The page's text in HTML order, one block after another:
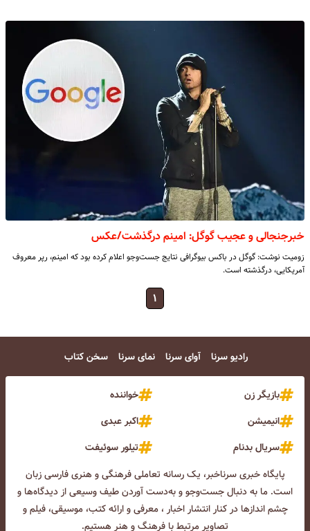
خبرجنجالی و عجیب گوگل: امینم درگذشت/عکس
زومیت نوشت: گوگل در باکس بیوگرافی نتایج جست‌وجو اعلام کرده بود که امینم، رپر معروف
آمریکایی، درگذشته است.
۱
رادیو سرنا آوای سرنا نمای سرنا سخن کتاب
بازیگر زن
خواننده
انیمیشن
اکبر عبدی
سریال بدنام
تیلور سوئیفت
پایگاه خبری سرناخبر، یک رسانه تعاملی فرهنگی و هنری فارسی زبان
است. ما به دنبال جست‌و‌جو و به‌دست آوردن طیف وسیعی از دیدگاه‌ها و
چشم انداز‌ها در کنار انتشار اخبار ، معرفی و ارائه کتب، موسیقی، فیلم و
تصاویر مرتبط با فرهنگ و هنر هستیم.